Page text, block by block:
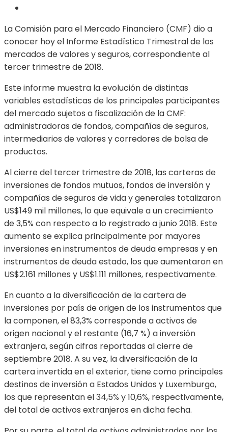
La Comisión para el Mercado Financiero (CMF) dio a
conocer hoy el Informe Estadístico Trimestral de los
mercados de valores y seguros, correspondiente al
tercer trimestre de 2018.
Este informe muestra la evolución de distintas
variables estadísticas de los principales participantes
del mercado sujetos a fiscalización de la CMF:
administradoras de fondos, compañías de seguros,
intermediarios de valores y corredores de bolsa de
productos.
Al cierre del tercer trimestre de 2018, las carteras de
inversiones de fondos mutuos, fondos de inversión y
compañías de seguros de vida y generales totalizaron
US$149 mil millones, lo que equivale a un crecimiento
de 3,5% con respecto a lo registrado a junio 2018. Este
aumento se explica principalmente por mayores
inversiones en instrumentos de deuda empresas y en
instrumentos de deuda estado, los que aumentaron en
US$2.161 millones y US$1.111 millones, respectivamente.
En cuanto a la diversificación de la cartera de
inversiones por país de origen de los instrumentos que
la componen, el 83,3% corresponde a activos de
origen nacional y el restante (16,7 %) a inversión
extranjera, según cifras reportadas al cierre de
septiembre 2018. A su vez, la diversificación de la
cartera invertida en el exterior, tiene como principales
destinos de inversión a Estados Unidos y Luxemburgo,
los que representan el 34,5% y 10,6%, respectivamente,
del total de activos extranjeros en dicha fecha.